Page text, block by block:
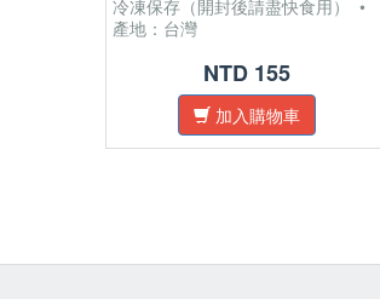
冷凍保存（開封後請盡快食用） •
產地：台灣
NTD 155
加入購物車